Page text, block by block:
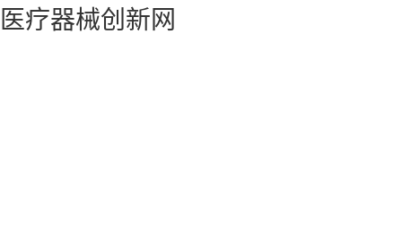
医疗器械创新网